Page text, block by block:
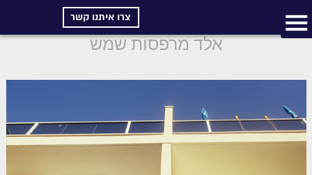
צרו איתנו קשר
אלד מרפסות שמש